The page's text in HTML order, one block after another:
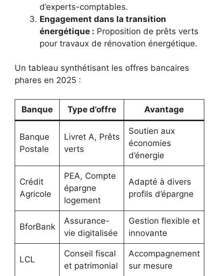
d’experts-comptables.
Engagement dans la transition
énergétique : Proposition de prêts verts
pour travaux de rénovation énergétique.
Un tableau synthétisant les offres bancaires
phares en 2025 :
Banque Type d’offre Avantage
Banque
Postale
Livret A, Prêts
verts
Soutien aux
économies
d’énergie
Crédit
Agricole
PEA, Compte
épargne
logement
Adapté à divers
profils d’épargne
BforBank
Assurance-
vie digitalisée
Gestion flexible et
innovante
LCL
Conseil fiscal
et patrimonial
Accompagnement
sur mesure